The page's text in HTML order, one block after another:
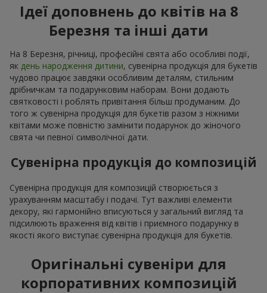
Ідеї доповнень до квітів на 8
Березня та інші дати
На 8 Березня, річниці, професійні свята або особливі події,
як день народження дитини, сувенірна продукція для букетів
чудово працює завдяки особливим деталям, стильним
дрібничкам та подарунковим наборам. Вони додають
святковості і роблять привітання більш продуманим. До
того ж сувенірна продукція для букетів разом з ніжними
квітами може повністю замінити подарунок до жіночого
свята чи певної символічної дати.
Сувенірна продукція до композицій
Сувенірна продукція для композицій створюється з
урахуванням масштабу і подачі. Тут важливі елементи
декору, які гармонійно вписуються у загальний вигляд та
підсилюють враження від квітів і приємного подарунку в
якості якого виступає сувенірна продукція для букетів.
Оригінальні сувеніри для
корпоративних композицій